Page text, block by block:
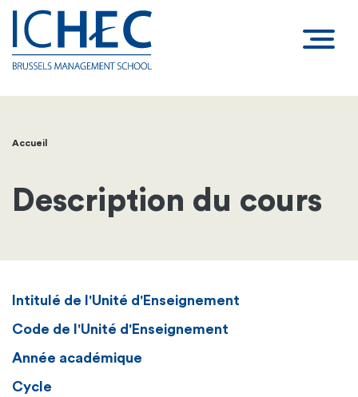
Fil
d'Ariane
Accueil
Description du cours
Intitulé de l'Unité d'Enseignement
Code de l'Unité d'Enseignement
Année académique
Cycle